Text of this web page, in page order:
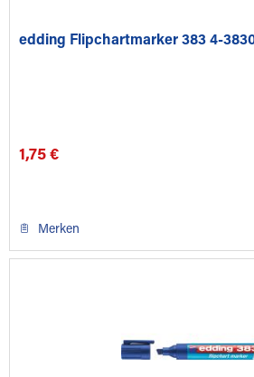
edding Flipchartmarker 383 4-
1,75 €
Merken